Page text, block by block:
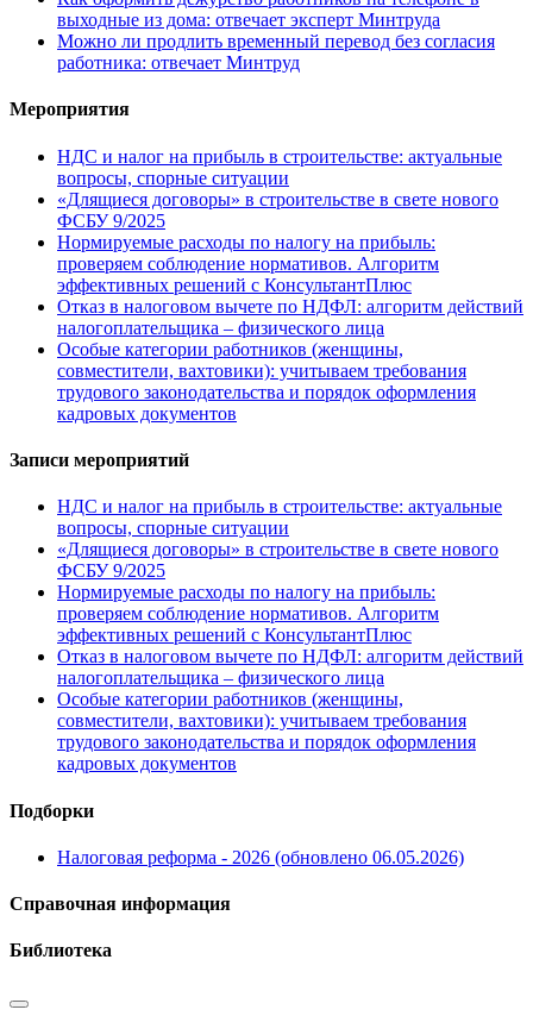
выходные из дома: отвечает эксперт Минтруда
Можно ли продлить временный перевод без согласия
работника: отвечает Минтруд
Мероприятия
НДС и налог на прибыль в строительстве: актуальные
вопросы, спорные ситуации
«Длящиеся договоры» в строительстве в свете нового
ФСБУ 9/2025
Нормируемые расходы по налогу на прибыль:
проверяем соблюдение нормативов. Алгоритм
эффективных решений с КонсультантПлюс
Отказ в налоговом вычете по НДФЛ: алгоритм действий
налогоплательщика – физического лица
Особые категории работников (женщины,
совместители, вахтовики): учитываем требования
трудового законодательства и порядок оформления
кадровых документов
Записи мероприятий
НДС и налог на прибыль в строительстве: актуальные
вопросы, спорные ситуации
«Длящиеся договоры» в строительстве в свете нового
ФСБУ 9/2025
Нормируемые расходы по налогу на прибыль:
проверяем соблюдение нормативов. Алгоритм
эффективных решений с КонсультантПлюс
Отказ в налоговом вычете по НДФЛ: алгоритм действий
налогоплательщика – физического лица
Особые категории работников (женщины,
совместители, вахтовики): учитываем требования
трудового законодательства и порядок оформления
кадровых документов
Подборки
Налоговая реформа - 2026 (обновлено 06.05.2026)
Справочная информация
Библиотека